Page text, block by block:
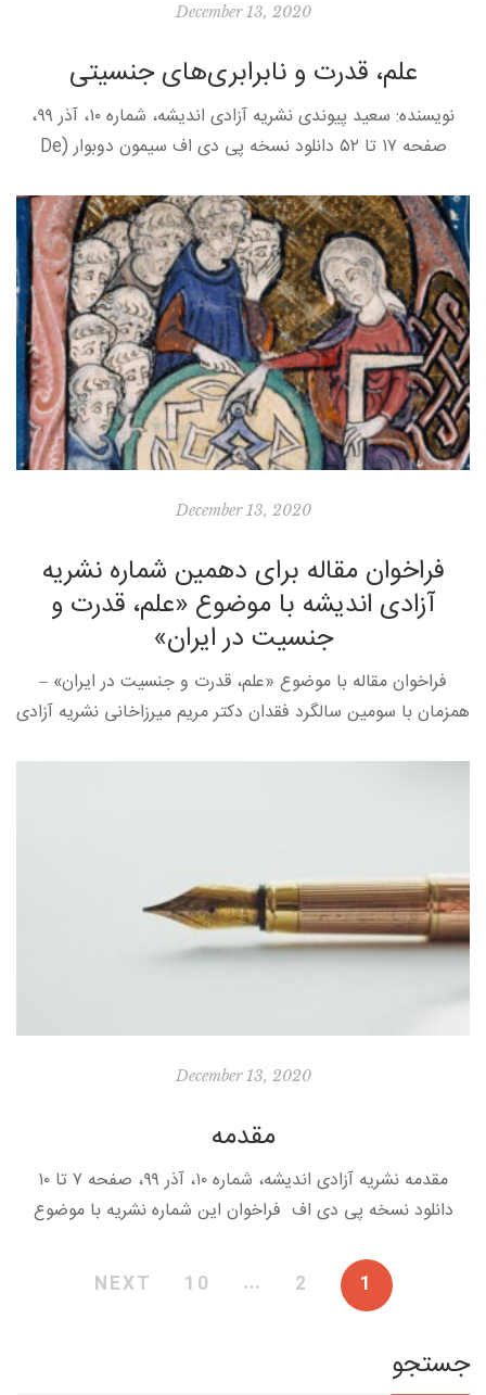
December 13, 2020
علم، قدرت و نابرابری‌های جنسیتی
نویسنده: سعید پیوندی نشریه آزادی اندیشه، شماره ۱۰، آذر ۹۹،
صفحه ۱۷ تا ۵۲ دانلود نسخه پی دی اف سیمون دوبوار (De
December 13, 2020
فراخوان مقاله برای دهمین شماره نشریه
آزادی اندیشه با موضوع «علم، قدرت و
جنسیت در ایران»
فراخوان مقاله با موضوع «علم، قدرت و جنسیت در ایران» –
همزمان با سومین سالگرد فقدان دکتر مریم میرزاخانی نشریه آزادی
December 13, 2020
مقدمه
مقدمه نشریه آزادی اندیشه، شماره ۱۰، آذر ۹۹، صفحه ۷ تا ۱۰
دانلود نسخه پی دی اف فراخوان این شماره نشریه با موضوع
1
2
…
10
NEXT
جستجو